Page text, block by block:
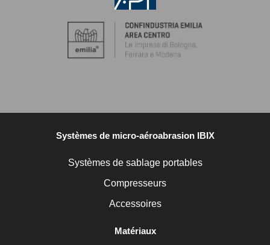
Systèmes de micro-aéroabrasion IBIX
Systèmes de sablage portables
Compresseurs
Accessoires
Matériaux